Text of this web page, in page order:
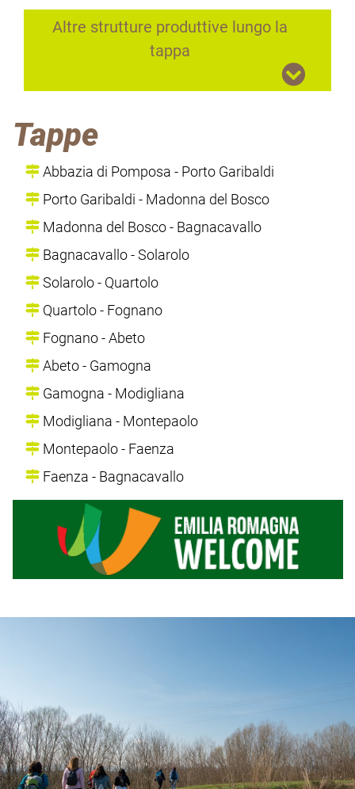
Altre strutture produttive lungo la
tappa
Tappe
Abbazia di Pomposa - Porto Garibaldi
Porto Garibaldi - Madonna del Bosco
Madonna del Bosco - Bagnacavallo
Bagnacavallo - Solarolo
Solarolo - Quartolo
Quartolo - Fognano
Fognano - Abeto
Abeto - Gamogna
Gamogna - Modigliana
Modigliana - Montepaolo
Montepaolo - Faenza
Faenza - Bagnacavallo